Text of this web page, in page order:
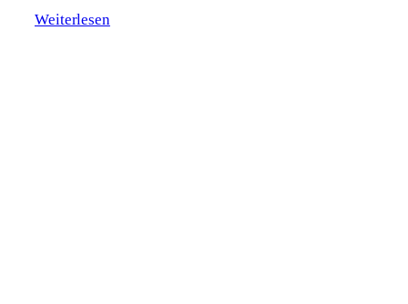
Weiterlesen